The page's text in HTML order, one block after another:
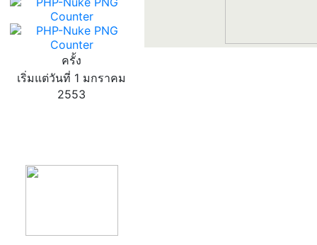
ครั้ง
เริ่มแต่วันที่ 1 มกราคม
2553